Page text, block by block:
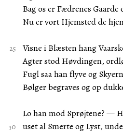
Bag os er Fædrenes Gaarde
Nu er vort Hjemsted de
Visne i Blæsten hang
Agter stod Høvdingen,
Fugl saa han flyve og
Bølger begraves og op
Lo han mod Sprøjtene? —
uset al Smerte og Lyst,